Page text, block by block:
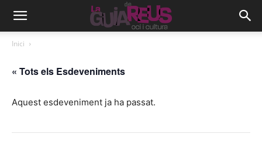
Inici
« Tots els Esdeveniments
Aquest esdeveniment ja ha passat.